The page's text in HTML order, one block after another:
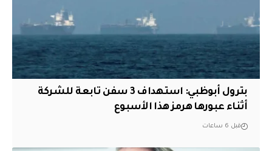
بترول أبوظبي: استهداف 3 سفن تابعة للشركة
أثناء عبورها هرمز هذا الأسبوع
قبل 6 ساعات